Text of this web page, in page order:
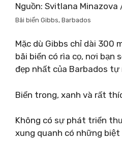
Nguồn: Svitlana
Bãi biển Gibbs, Barbados
Mặc dù Gibbs chỉ dài 300
bãi biển có rìa cọ, nơi bạn
đẹp nhất của Barbados tự
Biển trong, xanh và rất
Không có sự phát triển
xung quanh có những